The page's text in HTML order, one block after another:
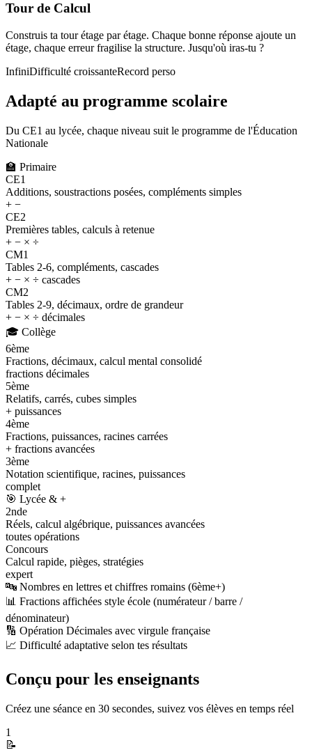
Tour de Calcul
Construis ta tour étage par étage. Chaque bonne réponse ajoute un
étage, chaque erreur fragilise la structure. Jusqu'où iras-tu ?
InfiniDifficulté croissanteRecord perso
Adapté au programme scolaire
Du CE1 au lycée, chaque niveau suit le programme de l'Éducation
Nationale
🏫 Primaire
CE1
Additions, soustractions posées, compléments simples
+ −
CE2
Premières tables, calculs à retenue
+ − × ÷
CM1
Tables 2-6, compléments, cascades
+ − × ÷ cascades
CM2
Tables 2-9, décimaux, ordre de grandeur
+ − × ÷ décimales
🎓 Collège
6ème
Fractions, décimaux, calcul mental consolidé
fractions décimales
5ème
Relatifs, carrés, cubes simples
+ puissances
4ème
Fractions, puissances, racines carrées
+ fractions avancées
3ème
Notation scientifique, racines, puissances
complet
🎯 Lycée & +
2nde
Réels, calcul algébrique, puissances avancées
toutes opérations
Concours
Calcul rapide, pièges, stratégies
expert
🔤 Nombres en lettres et chiffres romains (6ème+)
📊 Fractions affichées style école (numérateur / barre /
dénominateur)
🔢 Opération Décimales avec virgule française
📈 Difficulté adaptative selon tes résultats
Conçu pour les enseignants
Créez une séance en 30 secondes, suivez vos élèves en temps réel
1
📝